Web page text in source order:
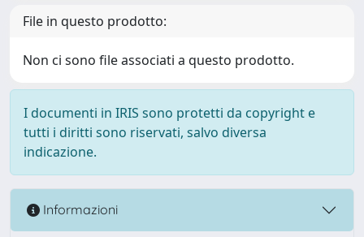
File in questo prodotto:
Non ci sono file associati a questo prodotto.
I documenti in IRIS sono protetti da copyright e
tutti i diritti sono riservati, salvo diversa
indicazione.
Informazioni